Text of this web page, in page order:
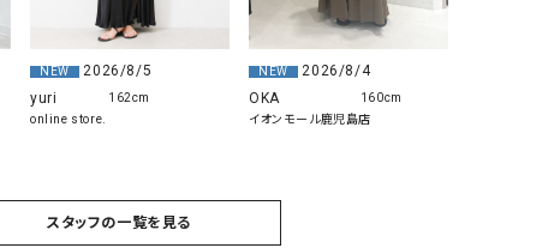
NEW
2026/8/5
yuri
online store.
162cm
NEW
2026/8/4
OKA
イオンモール鹿児島店
160cm
スタッフの一覧を見る